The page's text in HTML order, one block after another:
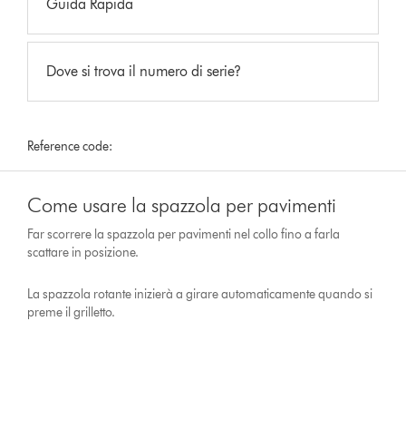
Guida Rapida
Dove si trova il numero di serie?
Reference code:
Come usare la spazzola per pavimenti
Far scorrere la spazzola per pavimenti nel collo fino a farla
scattare in posizione.
La spazzola rotante inizierà a girare automaticamente quando si
preme il grilletto.